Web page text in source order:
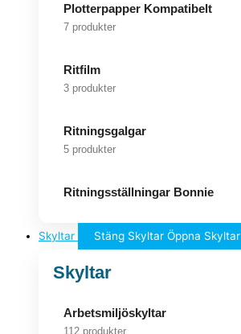
Plotterpapper Kompatibelt
7 produkter
Ritfilm
3 produkter
Ritningsgalgar
5 produkter
Ritningsställningar Bonnie
Skyltar Stäng Skyltar Öppna Skyltar
Skyltar
Arbetsmiljöskyltar
112 produkter